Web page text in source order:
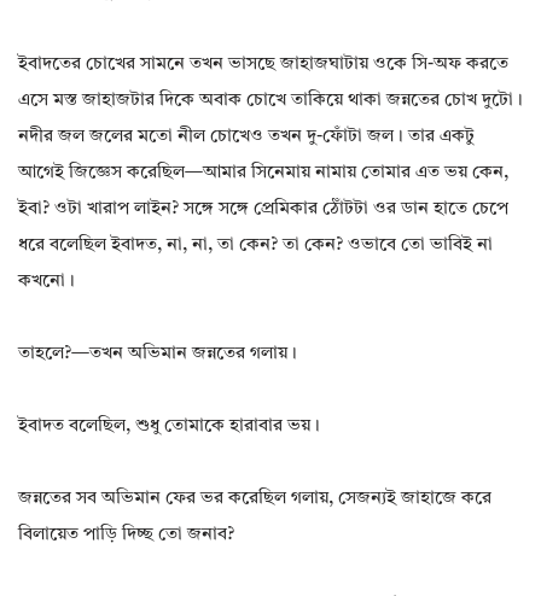
ইবাদতের চোখের সামনে তখন ভাসছে জাহাজঘাটায় ওকে সি-অফ করতে
এসে মস্ত জাহাজটার দিকে অবাক চোখে তাকিয়ে থাকা জন্নতের চোখ দুটো।
নদীর জল জলের মতো নীল চোখেও তখন দু-ফোঁটা জল। তার একটু
আগেই জিজ্ঞেস করেছিল—আমার সিনেমায় নামায় তোমার এত ভয় কেন,
ইবা? ওটা খারাপ লাইন? সঙ্গে সঙ্গে প্রেমিকার ঠোঁটটা ওর ডান হাতে চেপে
ধরে বলেছিল ইবাদত, না, না, তা কেন? তা কেন? ওভাবে তো ভাবিই না
কখনো।
তাহলে?—তখন অভিমান জন্নতের গলায়।
ইবাদত বলেছিল, শুধু তোমাকে হারাবার ভয়।
জন্নতের সব অভিমান ফের ভর করেছিল গলায়, সেজন্যই জাহাজে করে
বিলায়েত পাড়ি দিচ্ছ তো জনাব?